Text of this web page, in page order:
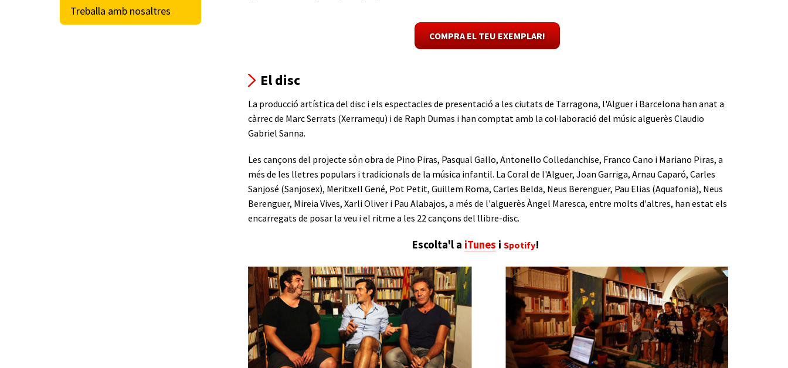
COMPRA EL TEU EXEMPLAR!
El disc
La producció artística del disc i els espectacles de presentació a les ciutats de Tarragona, l'Alguer i Barcelona han anat a
càrrec de Marc Serrats (Xerramequ) i de Raph Dumas i han comptat amb la col·laboració del músic alguerès Claudio
Gabriel Sanna.
Les cançons del projecte són obra de Pino Piras, Pasqual Gallo, Antonello Colledanchise, Franco Cano i Mariano Piras, a
més de les lletres populars i tradicionals de la música infantil. La Coral de l'Alguer, Joan Garriga, Arnau Caparó, Carles
Sanjosé (Sanjosex), Meritxell Gené, Pot Petit, Guillem Roma, Carles Belda, Neus Berenguer, Pau Elias (Aquafonia), Neus
Berenguer, Mireia Vives, Xarli Oliver i Pau Alabajos, a més de l'alguerès Àngel Maresca, entre molts d'altres, han estat els
encarregats de posar la veu i el ritme a les 22 cançons del llibre-disc.
Escolta'l a iTunes iSpotify!
Treballa amb nosaltres